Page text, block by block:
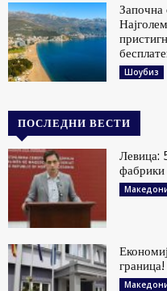
Започна
Шоубиз
ПОСЛЕДНИ ВЕСТИ
Левица:
граница!